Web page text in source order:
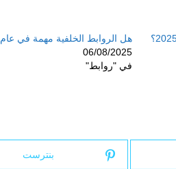
هل الروابط الخلفية مهمة في عام 2025؟
06/08/2025
في "روابط"
بنترست